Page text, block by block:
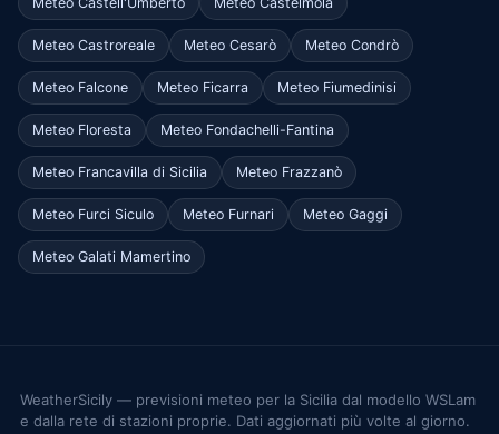
Meteo Castroreale Meteo Cesarò Meteo Condrò
Meteo Falcone Meteo Ficarra Meteo Fiumedinisi
Meteo Floresta Meteo Fondachelli-Fantina
Meteo Francavilla di Sicilia Meteo Frazzanò
Meteo Furci Siculo Meteo Furnari Meteo Gaggi
Meteo Galati Mamertino
WeatherSicily — previsioni meteo per la Sicilia dal modello WSLam
e dalla rete di stazioni proprie. Dati aggiornati più volte al giorno.